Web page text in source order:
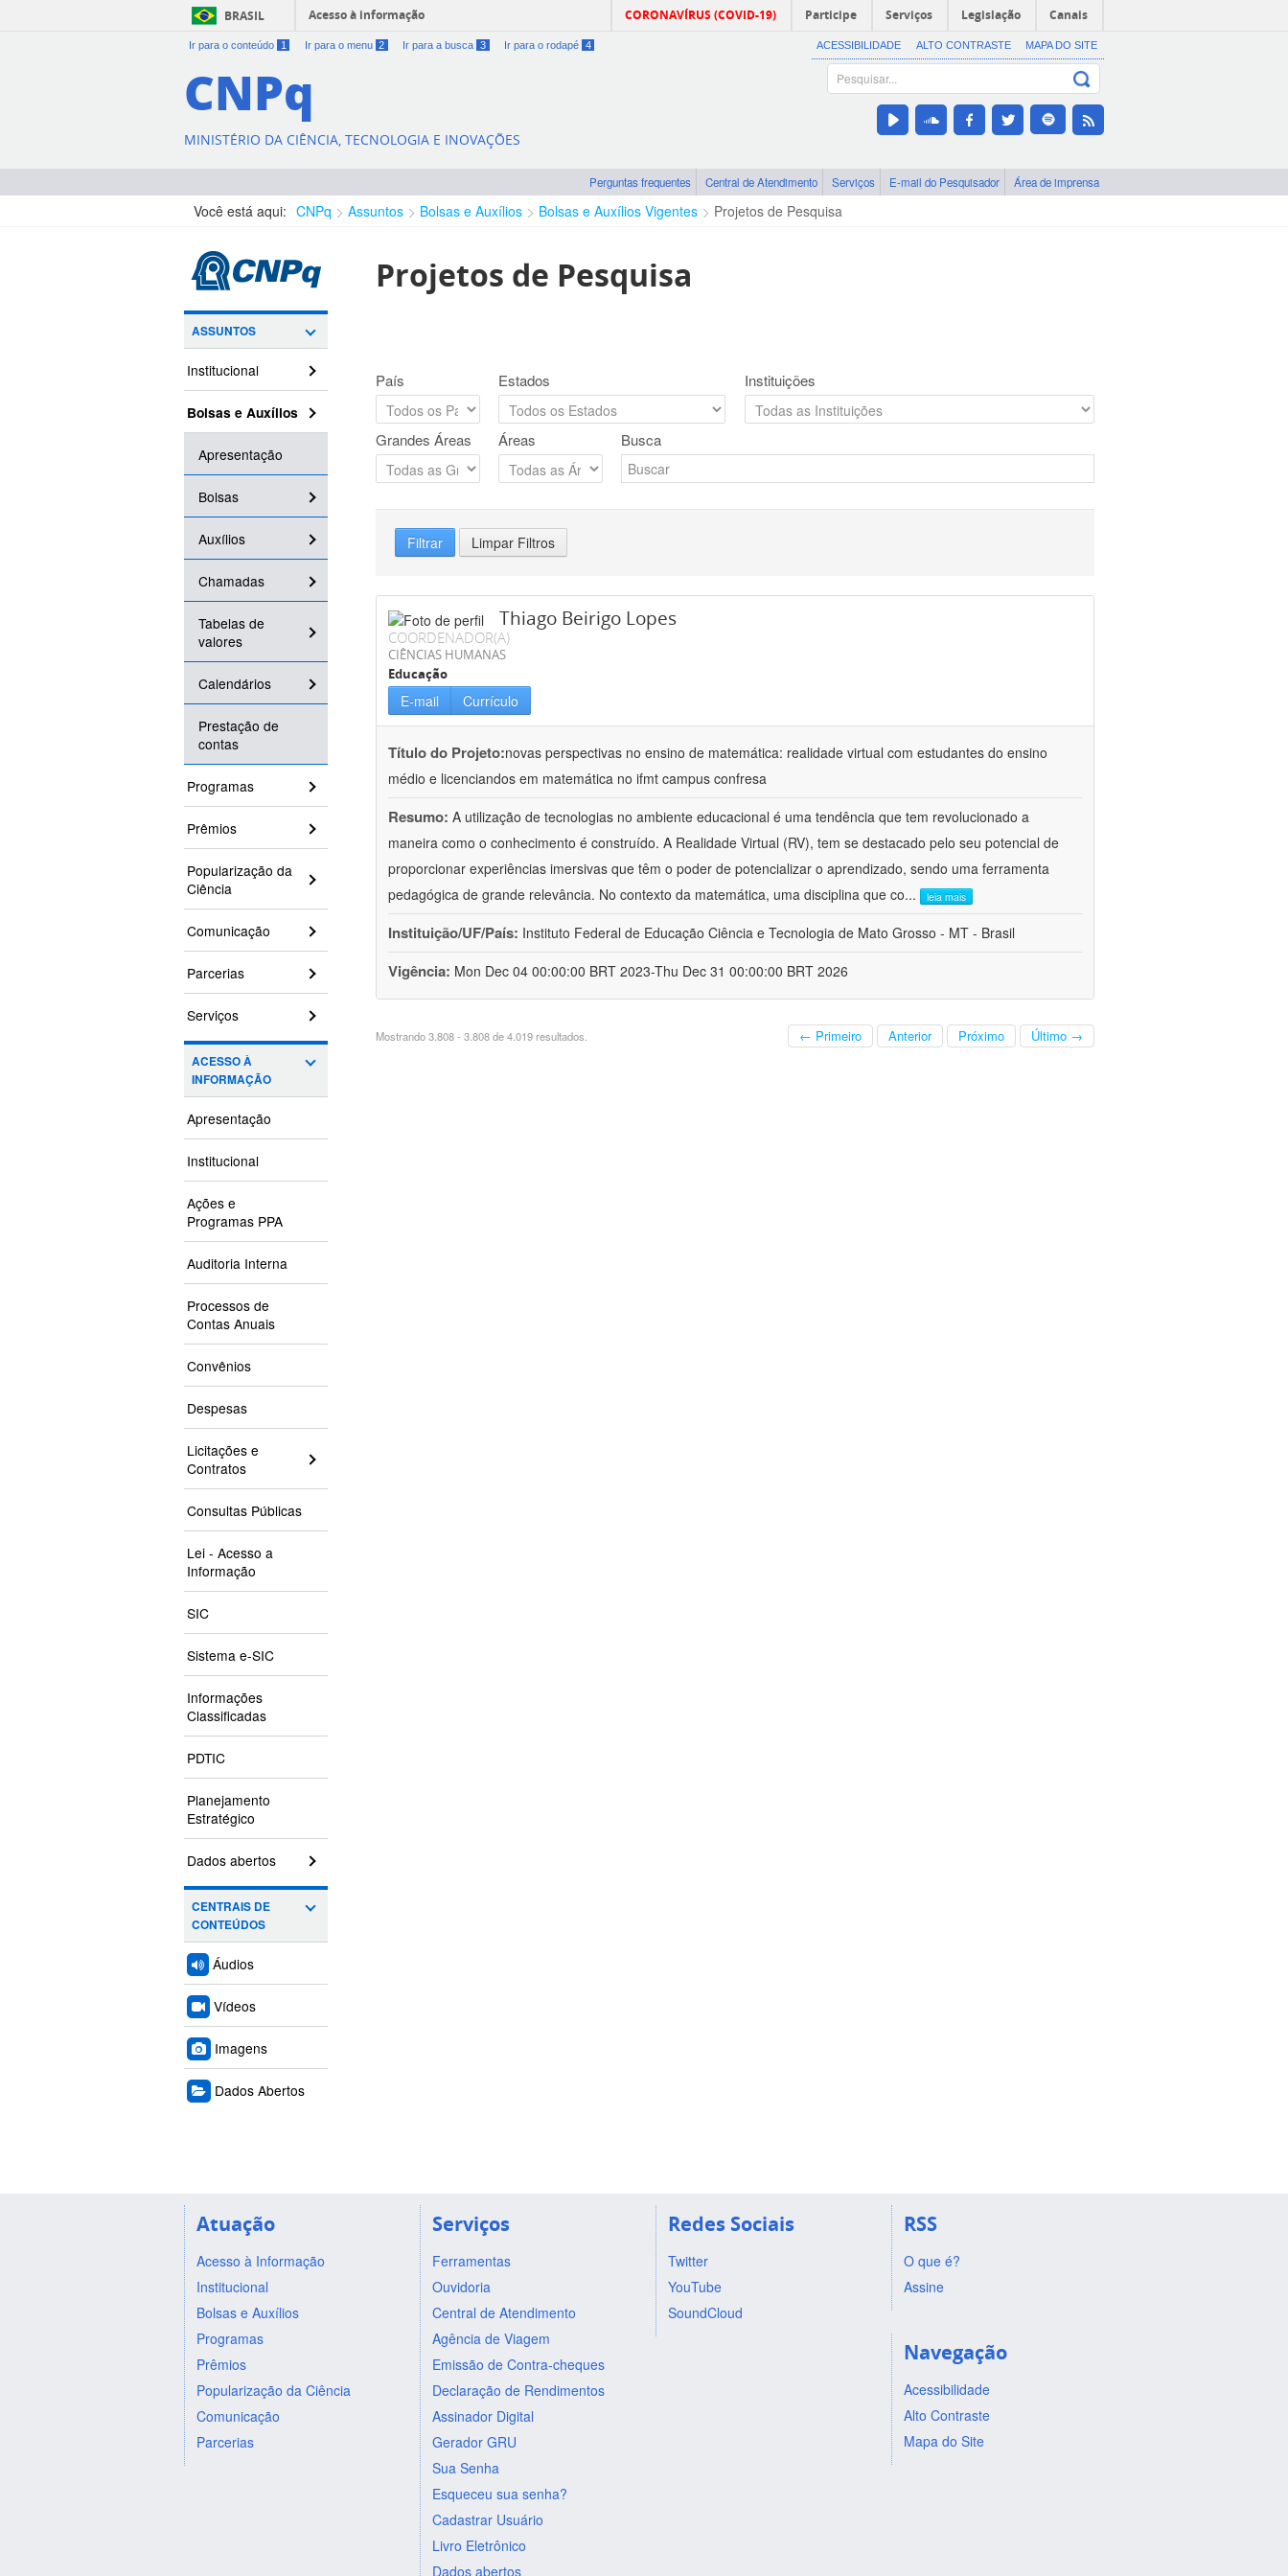
BRASIL Acesso à informação CORONAVÍRUS (COVID-19) Participe Serviços Legislação Canais
Ir para o conteúdo 1 Ir para o menu 2 Ir para a busca 3 Ir para o rodapé 4 ACESSIBILIDADE ALTO CONTRASTE MAPA DO SITE
CNPq
MINISTÉRIO DA CIÊNCIA, TECNOLOGIA E INOVAÇÕES
Perguntas frequentes Central de Atendimento Serviços E-mail do Pesquisador Área de imprensa
Você está aqui: CNPq Assuntos Bolsas e Auxílios Bolsas e Auxílios Vigentes Projetos de Pesquisa
ASSUNTOS
Institucional
Bolsas e Auxílios
Apresentação
Bolsas
Auxílios
Chamadas
Tabelas de
valores
Calendários
Prestação de
contas
Programas
Prêmios
Popularização da
Ciência
Comunicação
Parcerias
Serviços
ACESSO À
INFORMAÇÃO
Apresentação
Institucional
Ações e
Programas PPA
Auditoria Interna
Processos de
Contas Anuais
Convênios
Despesas
Licitações e
Contratos
Consultas Públicas
Lei - Acesso a
Informação
SIC
Sistema e-SIC
Informações
Classificadas
PDTIC
Planejamento
Estratégico
Dados abertos
CENTRAIS DE
CONTEÚDOS
Áudios
Vídeos
Imagens
Dados Abertos
Projetos de Pesquisa
País Estados Instituições
Grandes Áreas Áreas Busca
Filtrar Limpar Filtros
Thiago Beirigo Lopes
COORDENADOR(A)
CIÊNCIAS HUMANAS
Educação
E-mail Currículo
Título do Projeto:novas perspectivas no ensino de matemática: realidade virtual com estudantes do ensino
médio e licenciandos em matemática no ifmt campus confresa
Resumo: A utilização de tecnologias no ambiente educacional é uma tendência que tem revolucionado a
maneira como o conhecimento é construído. A Realidade Virtual (RV), tem se destacado pelo seu potencial de
proporcionar experiências imersivas que têm o poder de potencializar o aprendizado, sendo uma ferramenta
pedagógica de grande relevância. No contexto da matemática, uma disciplina que co... leia mais
Instituição/UF/País: Instituto Federal de Educação Ciência e Tecnologia de Mato Grosso - MT - Brasil
Vigência: Mon Dec 04 00:00:00 BRT 2023-Thu Dec 31 00:00:00 BRT 2026
Mostrando 3.808 - 3.808 de 4.019 resultados. ← Primeiro Anterior Próximo Último →
Atuação
Acesso à Informação
Institucional
Bolsas e Auxílios
Programas
Prêmios
Popularização da Ciência
Comunicação
Parcerias
Serviços
Ferramentas
Ouvidoria
Central de Atendimento
Agência de Viagem
Emissão de Contra-cheques
Declaração de Rendimentos
Assinador Digital
Gerador GRU
Sua Senha
Esqueceu sua senha?
Cadastrar Usuário
Livro Eletrônico
Dados abertos
Redes Sociais
Twitter
YouTube
SoundCloud
RSS
O que é?
Assine
Navegação
Acessibilidade
Alto Contraste
Mapa do Site